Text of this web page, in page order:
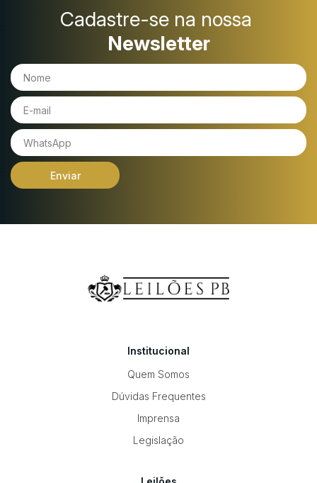
Cadastre-se na nossa
Newsletter
Enviar
Institucional
Quem Somos
Dúvidas Frequentes
Imprensa
Legislação